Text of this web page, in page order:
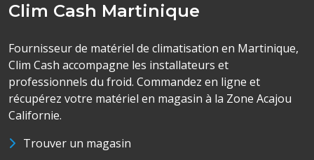
Clim Cash Martinique
Fournisseur de matériel de climatisation en Martinique,
Clim Cash accompagne les installateurs et
professionnels du froid. Commandez en ligne et
récupérez votre matériel en magasin à la Zone Acajou
Californie.
Trouver un magasin